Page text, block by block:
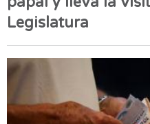
Legislatura